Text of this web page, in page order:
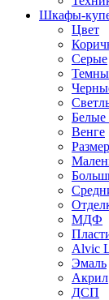
Шкафы-
Цвет
Серые
Венге
Размер
МДФ
Alvic
Эмаль
Акрил
ДСП